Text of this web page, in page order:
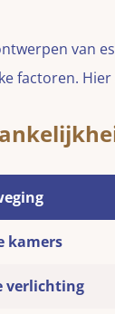
van
factoren.
kamers
verlichting